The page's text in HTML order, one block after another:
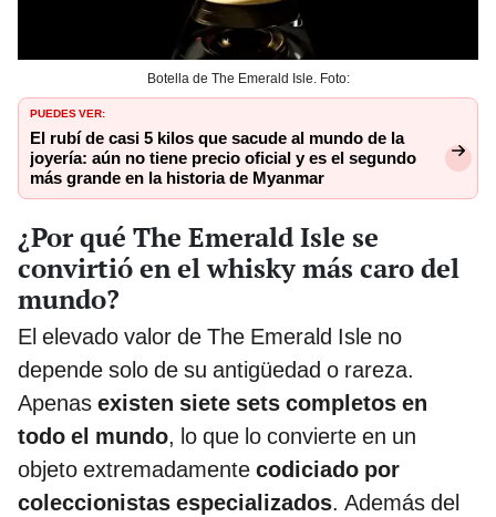
Botella de The Emerald Isle. Foto:
PUEDES VER:
El rubí de casi 5 kilos que sacude al mundo de la
joyería: aún no tiene precio oficial y es el segundo
más grande en la historia de Myanmar
¿Por qué The Emerald Isle se
convirtió en el whisky más caro del
mundo?
El elevado valor de The Emerald Isle no
depende solo de su antigüedad o rareza.
Apenas existen siete sets completos en
todo el mundo, lo que lo convierte en un
objeto extremadamente codiciado por
coleccionistas especializados. Además del